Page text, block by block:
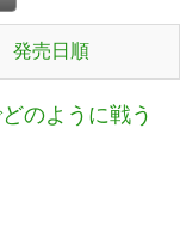
発売日順
のように戦う